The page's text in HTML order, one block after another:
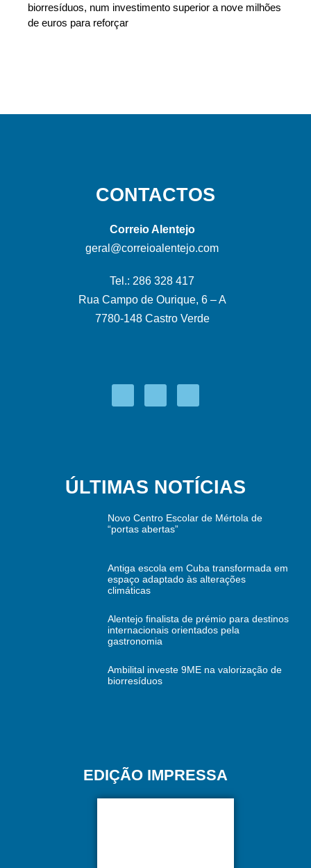
biorresíduos, num investimento superior a nove milhões
de euros para reforçar
CONTACTOS
Correio Alentejo
geral@correioalentejo.com
Tel.: 286 328 417
Rua Campo de Ourique, 6 – A
7780-148 Castro Verde
ÚLTIMAS NOTÍCIAS
Novo Centro Escolar de Mértola de
“portas abertas”
Antiga escola em Cuba transformada em
espaço adaptado às alterações
climáticas
Alentejo finalista de prémio para destinos
internacionais orientados pela
gastronomia
Ambilital investe 9ME na valorização de
biorresíduos
EDIÇÃO IMPRESSA